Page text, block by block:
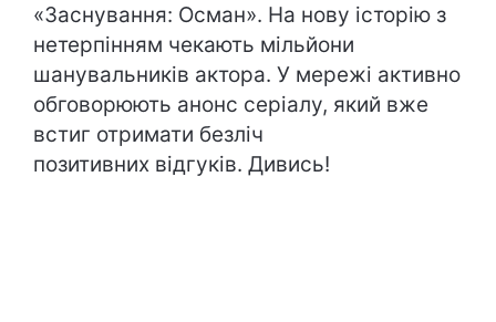
«Заснування: Осман». На нову історію з
нетерпінням чекають мільйони
шанувальників актора. У мережі активно
обговорюють анонс серіалу, який вже
встиг отримати безліч
позитивних відгуків. Дивись!